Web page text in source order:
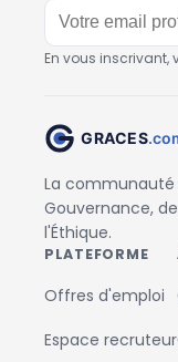
En vous inscrivant,
La communauté
Gouvernance,
l'Éthique.
PLATEFORME
Offres d'emploi
Espace recruteur